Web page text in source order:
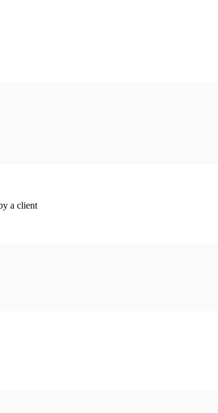
a client